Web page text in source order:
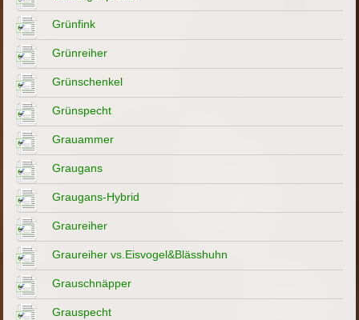
Grünfink
Grünreiher
Grünschenkel
Grünspecht
Grauammer
Graugans
Graugans-Hybrid
Graureiher
Graureiher vs.Eisvogel&Blässhuhn
Grauschnäpper
Grauspecht